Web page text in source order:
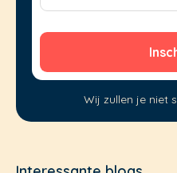
Wij zullen je niet